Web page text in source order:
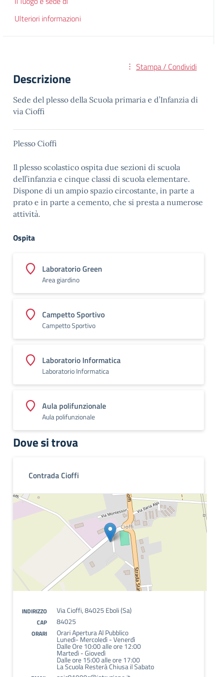
Ulteriori informazioni
Stampa / Condividi
Descrizione
Sede del plesso della Scuola primaria e d’Infanzia di
via Cioffi
Plesso Cioffi
Il plesso scolastico ospita due sezioni di scuola
dell’infanzia e cinque classi di scuola elementare.
Dispone di un ampio spazio circostante, in parte a
prato e in parte a cemento, che si presta a numerose
attività.
Ospita
Laboratorio Green
Area giardino
Campetto Sportivo
Campetto Sportivo
Laboratorio Informatica
Laboratorio Informatica
Aula polifunzionale
Aula polifunzionale
Dove si trova
Contrada Cioffi
INDIRIZZO Via Cioffi, 84025 Eboli (Sa)
CAP 84025
ORARI Orari Apertura Al Pubblico
Lunedì- Mercoledì - Venerdì
Dalle Ore 10:00 alle ore 12:00
Martedì - Giovedì
Dalle ore 15:00 alle ore 17:00
La Scuola Resterà Chiusa il Sabato